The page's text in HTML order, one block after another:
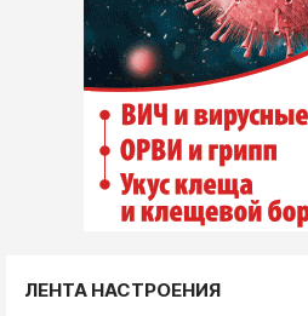
ЛЕНТА НАСТРОЕНИЯ